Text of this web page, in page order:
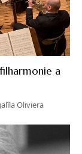
a
Oliviera